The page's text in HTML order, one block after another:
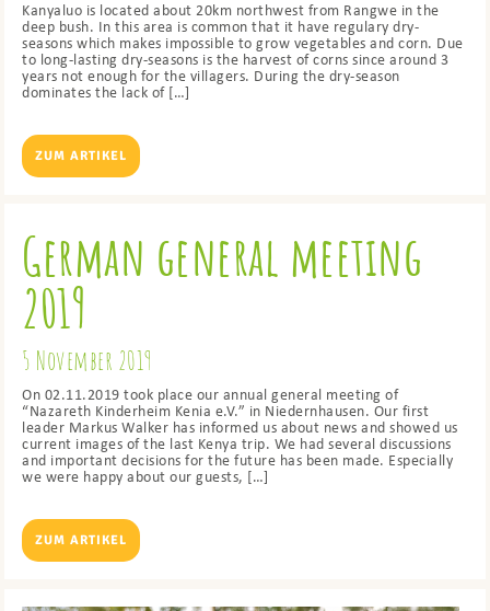
Kanyaluo is located about 20km northwest from Rangwe in the
deep bush. In this area is common that it have regulary dry-
seasons which makes impossible to grow vegetables and corn. Due
to long-lasting dry-seasons is the harvest of corns since around 3
years not enough for the villagers. During the dry-season
dominates the lack of […]
ZUM ARTIKEL
German general meeting
2019
5 November 2019
On 02.11.2019 took place our annual general meeting of
“Nazareth Kinderheim Kenia e.V.” in Niedernhausen. Our first
leader Markus Walker has informed us about news and showed us
current images of the last Kenya trip. We had several discussions
and important decisions for the future has been made. Especially
we were happy about our guests, […]
ZUM ARTIKEL